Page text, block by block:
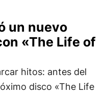
un nuevo
«The Life of
hitos: antes del
disco «The Life